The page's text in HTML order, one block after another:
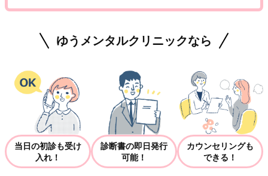
ゆうメンタルクリニックなら
当日の初診も受け
入れ！
診断書の即日発行
可能！
カウンセリングも
できる！